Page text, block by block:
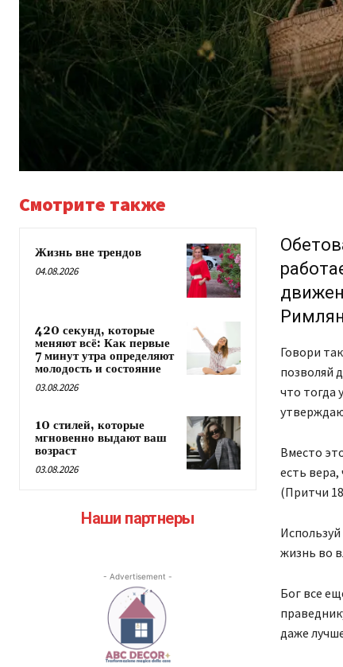
Смотрите также
Жизнь вне трендов
04.08.2026
420 секунд, которые
меняют всё: Как первые
7 минут утра определяют
молодость и состояние
03.08.2026
10 стилей, которые
мгновенно выдают ваш
возраст
03.08.2026
Наши партнеры
- Advertisement -
Говори
позволяй
что тогда
Вместо
есть
(Притчи
жизнь во
Бог все
даже